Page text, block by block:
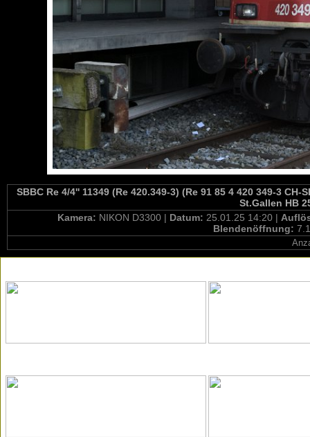
SBBC Re 4/4'' 11349 (Re 420.349-3) (Re 91 85 4 420 349-3
St.Gallen HB
Kamera: NIKON D3300 | Datum: 25.01.25 14:20 |
Blendenöffnung: